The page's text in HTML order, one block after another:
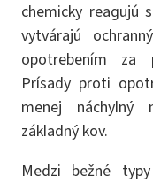
chemicky reagujú
vytvárajú
opotrebením za
Prísady proti
menej náchylný
základný kov.
Medzi bežné